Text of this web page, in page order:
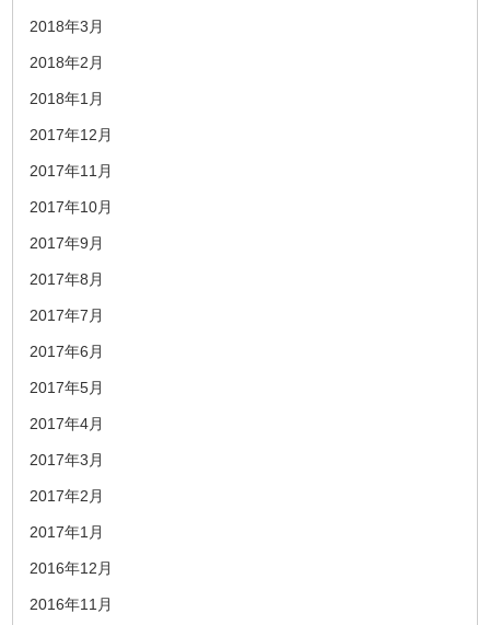
2018年3月
2018年2月
2018年1月
2017年12月
2017年11月
2017年10月
2017年9月
2017年8月
2017年7月
2017年6月
2017年5月
2017年4月
2017年3月
2017年2月
2017年1月
2016年12月
2016年11月